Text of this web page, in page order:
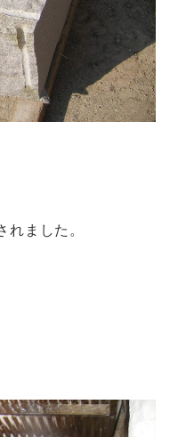
れました。